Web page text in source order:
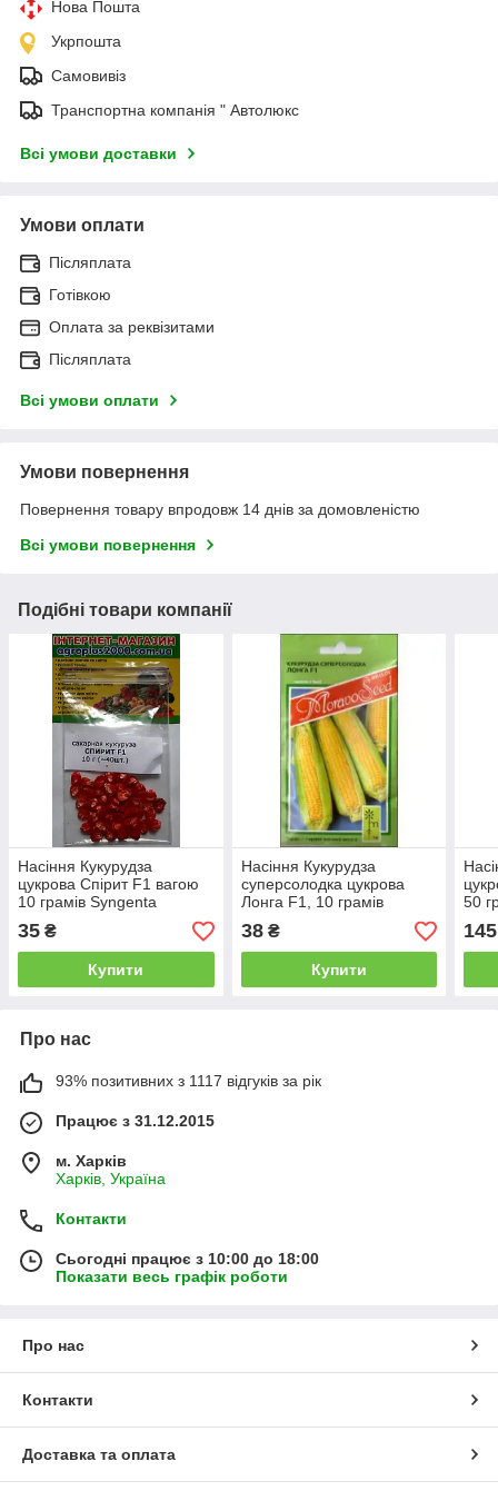
Нова Пошта
Укрпошта
Самовивіз
Транспортна компанія " Автолюкс
Всі умови доставки
Умови оплати
Післяплата
Готівкою
Оплата за реквізитами
Післяплата
Всі умови оплати
Умови повернення
Повернення товару впродовж 14 днів за домовленістю
Всі умови повернення
Подібні товари компанії
Насіння Кукурудза
цукрова Спірит F1 вагою
10 грамів Syngenta
35 ₴
Купити
Насіння Кукурудза
суперсолодка цукрова
Лонга F1, 10 грамів
Moravoseed
38₴
Купити
50
145
Про нас
93% позитивних з 1117 відгуків за рік
Працює з 31.12.2015
м. Харків
Харків, Україна
Контакти
Сьогодні працює з 10:00 до 18:00
Показати весь графік роботи
Про нас
Контакти
Доставка та оплата